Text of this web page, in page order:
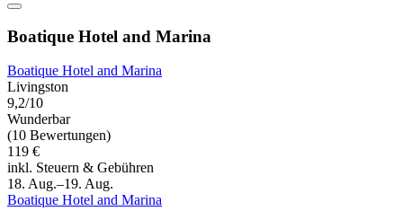
Boatique Hotel and Marina
Boatique Hotel and Marina
Livingston
9,2/10
Wunderbar
(10 Bewertungen)
119 €
inkl. Steuern & Gebühren
18. Aug.–19. Aug.
Boatique Hotel and Marina